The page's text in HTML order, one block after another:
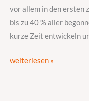
vor allem in den ersten
bis zu 40 % aller
kurze Zeit entwickeln
weiterlesen »